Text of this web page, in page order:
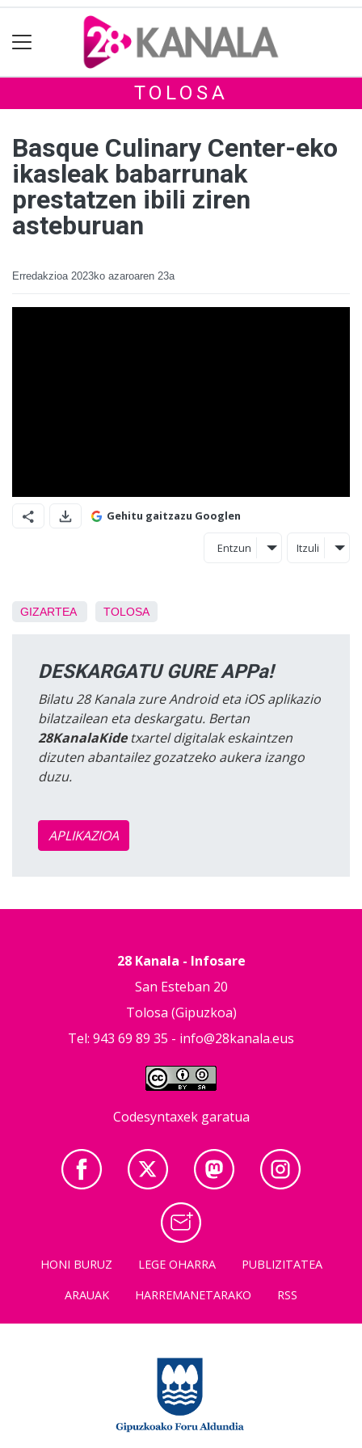
TOLOSA
Basque Culinary Center-eko
ikasleak babarrunak
prestatzen ibili ziren
asteburuan
Erredakzioa 2023ko azaroaren 23a
Gehitu gaitzazu Googlen
Entzun Itzuli
GIZARTEA TOLOSA
DESKARGATU GURE APPa!
Bilatu 28 Kanala zure Android eta iOS aplikazio
bilatzailean eta deskargatu. Bertan
28KanalaKidetxartel digitalak eskaintzen
dizuten abantailez gozatzeko aukera izango
duzu.
APLIKAZIOA
28 Kanala - Infosare
San Esteban 20
Tolosa (Gipuzkoa)
Tel: 943 69 89 35 - info@28kanala.eus
Codesyntaxek garatua
HONI BURUZ LEGE OHARRA
PUBLIZITATEA
ARAUAK
HARREMANETARAKO RSS